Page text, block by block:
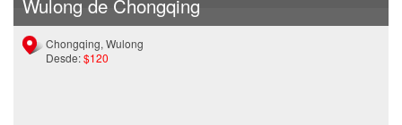
Wulong de Chongqing
Chongqing, Wulong
Desde:$120